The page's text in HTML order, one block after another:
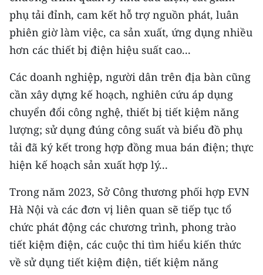
phụ tải đỉnh, cam kết hỗ trợ nguồn phát, luân
phiên giờ làm việc, ca sản xuất, ứng dụng nhiều
hơn các thiết bị điện hiệu suất cao...
Các doanh nghiệp, người dân trên địa bàn cũng
cần xây dựng kế hoạch, nghiên cứu áp dụng
chuyển đổi công nghệ, thiết bị tiết kiệm năng
lượng; sử dụng đúng công suất và biểu đồ phụ
tải đã ký kết trong hợp đồng mua bán điện; thực
hiện kế hoạch sản xuất hợp lý...
Trong năm 2023, Sở Công thương phối hợp EVN
Hà Nội và các đơn vị liên quan sẽ tiếp tục tổ
chức phát động các chương trình, phong trào
tiết kiệm điện, các cuộc thi tìm hiểu kiến thức
về sử dụng tiết kiệm điện, tiết kiệm năng